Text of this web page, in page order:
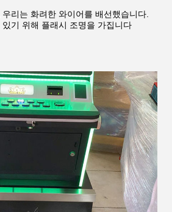
리는 화려한 와이어를 배선했습니다.
기 위해 플래시 조명을 가집니다